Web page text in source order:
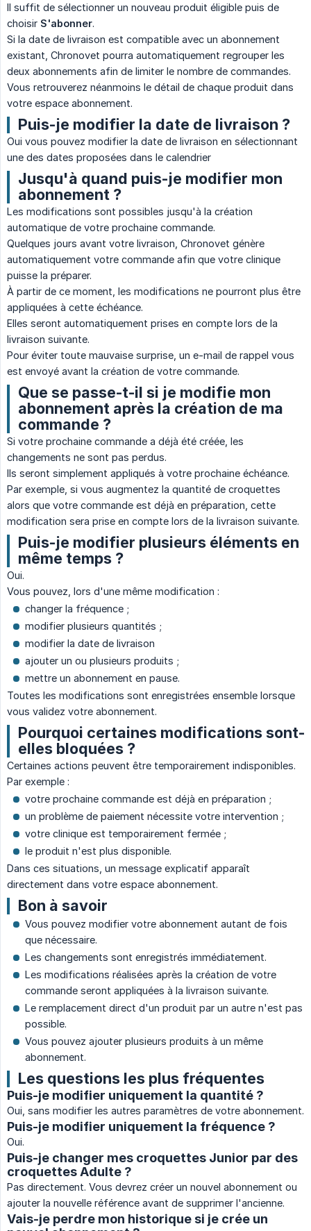
Il suffit de sélectionner un nouveau produit éligible puis de
choisir S'abonner.
Si la date de livraison est compatible avec un abonnement
existant, Chronovet pourra automatiquement regrouper les
deux abonnements afin de limiter le nombre de commandes.
Vous retrouverez néanmoins le détail de chaque produit dans
votre espace abonnement.
Puis-je modifier la date de livraison ?
Oui vous pouvez modifier la date de livraison en sélectionnant
une des dates proposées dans le calendrier
Jusqu'à quand puis-je modifier mon
abonnement ?
Les modifications sont possibles jusqu'à la création
automatique de votre prochaine commande.
Quelques jours avant votre livraison, Chronovet génère
automatiquement votre commande afin que votre clinique
puisse la préparer.
À partir de ce moment, les modifications ne pourront plus être
appliquées à cette échéance.
Elles seront automatiquement prises en compte lors de la
livraison suivante.
Pour éviter toute mauvaise surprise, un e-mail de rappel vous
est envoyé avant la création de votre commande.
Que se passe-t-il si je modifie mon
abonnement après la création de ma
commande ?
Si votre prochaine commande a déjà été créée, les
changements ne sont pas perdus.
Ils seront simplement appliqués à votre prochaine échéance.
Par exemple, si vous augmentez la quantité de croquettes
alors que votre commande est déjà en préparation, cette
modification sera prise en compte lors de la livraison suivante.
Puis-je modifier plusieurs éléments en
même temps ?
Oui.
Vous pouvez, lors d'une même modification :
changer la fréquence ;
modifier plusieurs quantités ;
modifier la date de livraison
ajouter un ou plusieurs produits ;
mettre un abonnement en pause.
Toutes les modifications sont enregistrées ensemble lorsque
vous validez votre abonnement.
Pourquoi certaines modifications sont-
elles bloquées ?
Certaines actions peuvent être temporairement indisponibles.
Par exemple :
votre prochaine commande est déjà en préparation ;
un problème de paiement nécessite votre intervention ;
votre clinique est temporairement fermée ;
le produit n'est plus disponible.
Dans ces situations, un message explicatif apparaît
directement dans votre espace abonnement.
Bon à savoir
Vous pouvez modifier votre abonnement autant de fois
que nécessaire.
Les changements sont enregistrés immédiatement.
Les modifications réalisées après la création de votre
commande seront appliquées à la livraison suivante.
Le remplacement direct d'un produit par un autre n'est pas
possible.
Vous pouvez ajouter plusieurs produits à un même
abonnement.
Les questions les plus fréquentes
Puis-je modifier uniquement la quantité ?
Oui, sans modifier les autres paramètres de votre abonnement.
Puis-je modifier uniquement la fréquence ?
Oui.
Puis-je changer mes croquettes Junior par des
croquettes Adulte ?
Pas directement. Vous devrez créer un nouvel abonnement ou
ajouter la nouvelle référence avant de supprimer l'ancienne.
Vais-je perdre mon historique si je crée un